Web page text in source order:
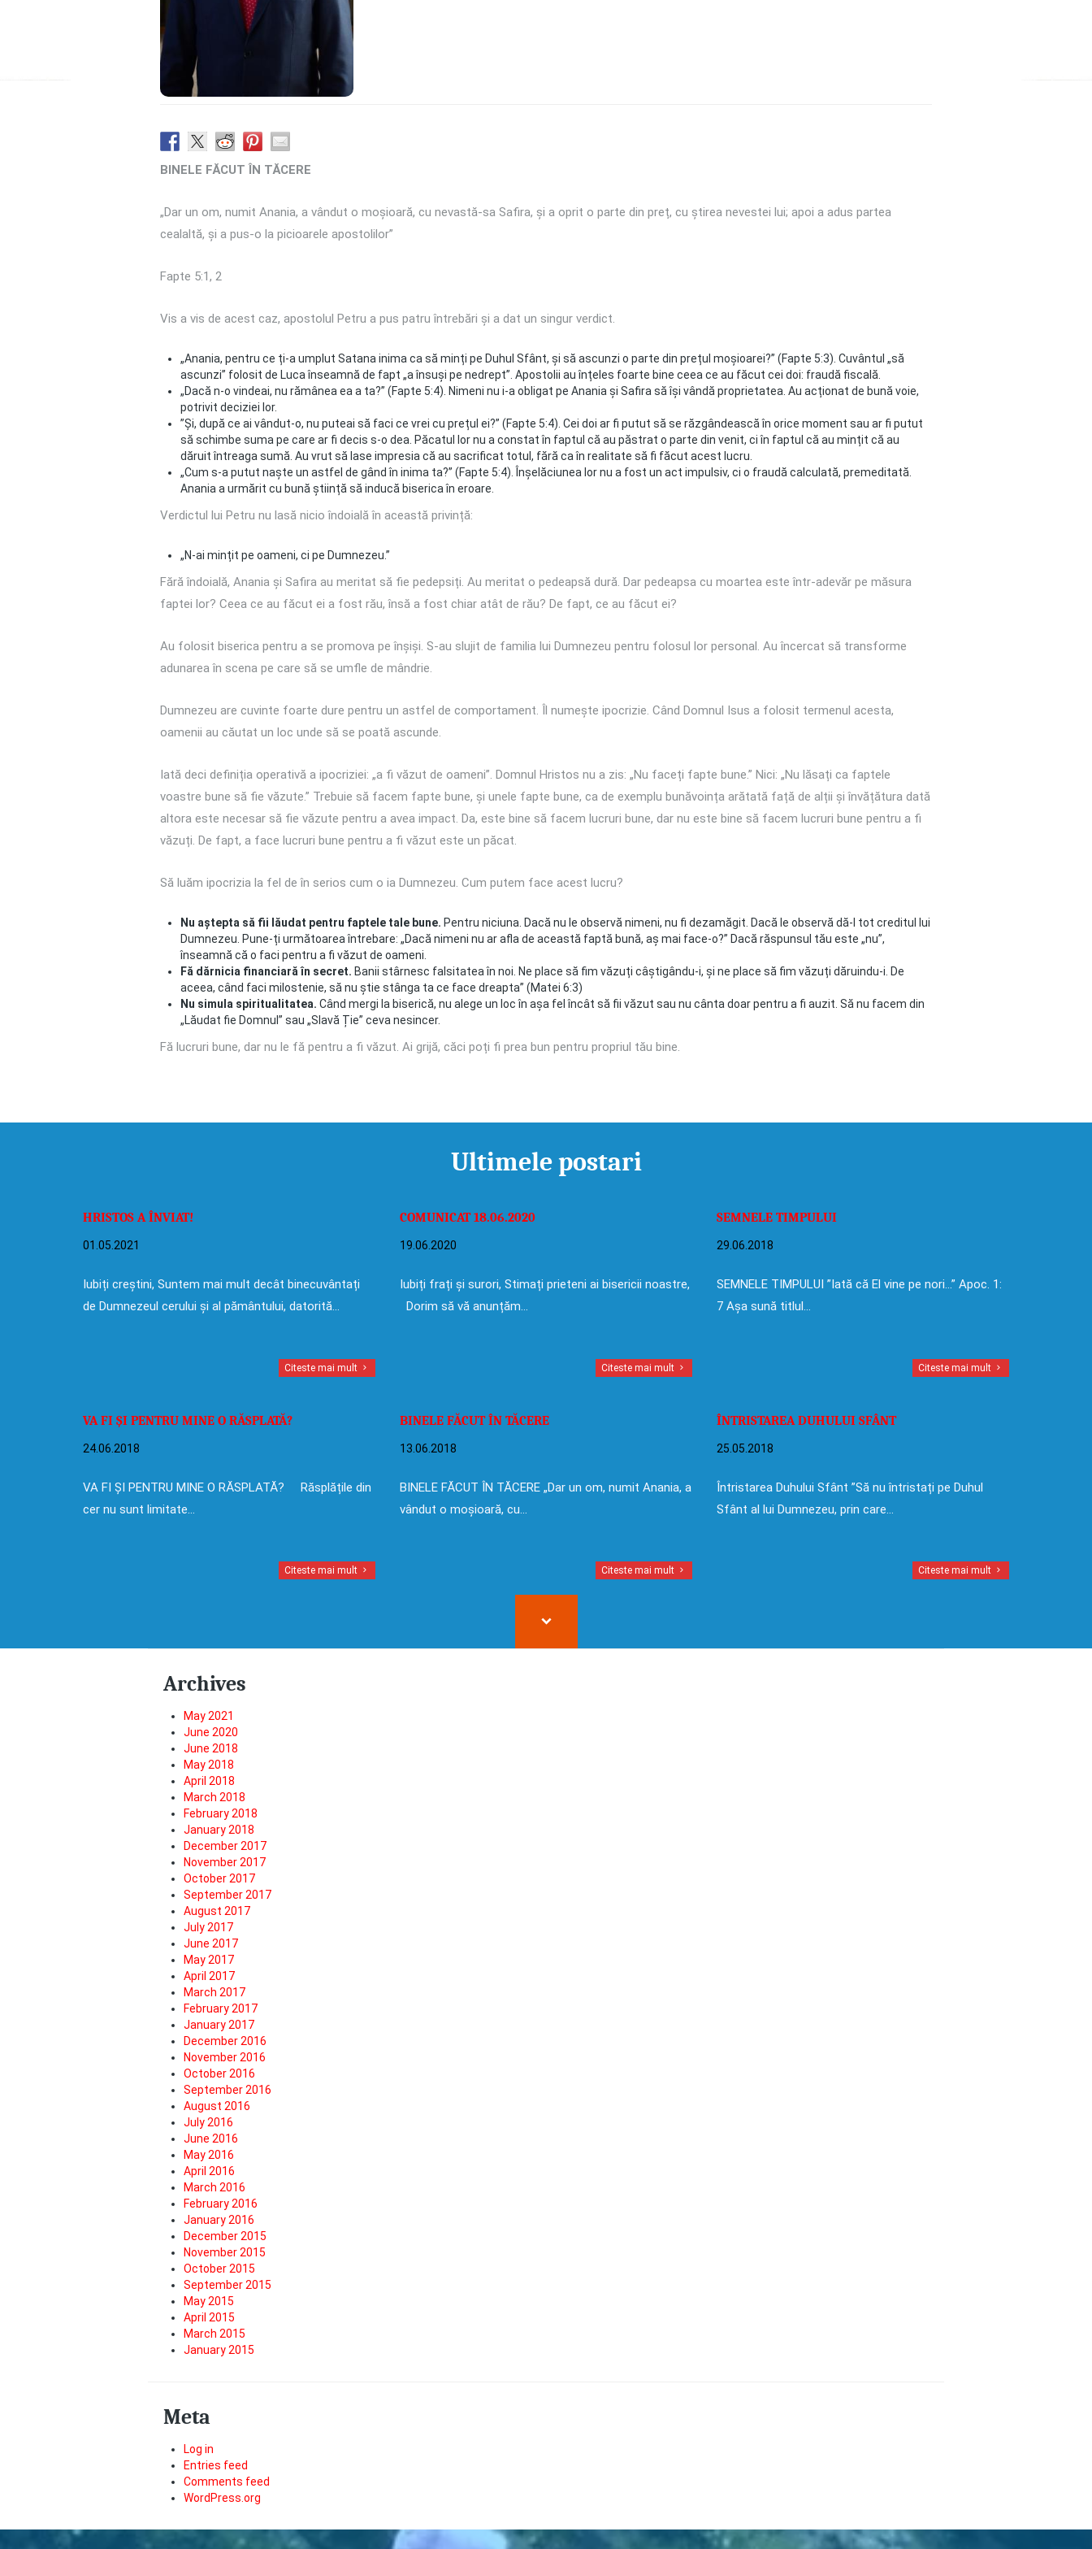
BINELE FĂCUT ÎN TĂCERE
„Dar un om, numit Anania, a vândut o moșioară, cu nevastă-sa Safira, și a oprit o parte din preț, cu știrea nevestei lui; apoi a adus partea
cealaltă, și a pus-o la picioarele apostolilor”
Fapte 5:1, 2
Vis a vis de acest caz, apostolul Petru a pus patru întrebări și a dat un singur verdict.
„Anania, pentru ce ți-a umplut Satana inima ca să minți pe Duhul Sfânt, și să ascunzi o parte din prețul moșioarei?” (Fapte 5:3). Cuvântul „să
ascunzi” folosit de Luca înseamnă de fapt „a însuși pe nedrept”. Apostolii au înțeles foarte bine ceea ce au făcut cei doi: fraudă fiscală.
„Dacă n-o vindeai, nu rămânea ea a ta?” (Fapte 5:4). Nimeni nu i-a obligat pe Anania și Safira să își vândă proprietatea. Au acționat de bună voie,
potrivit deciziei lor.
”Și, după ce ai vândut-o, nu puteai să faci ce vrei cu prețul ei?” (Fapte 5:4). Cei doi ar fi putut să se răzgândească în orice moment sau ar fi putut
să schimbe suma pe care ar fi decis s-o dea. Păcatul lor nu a constat în faptul că au păstrat o parte din venit, ci în faptul că au mințit că au
dăruit întreaga sumă. Au vrut să lase impresia că au sacrificat totul, fără ca în realitate să fi făcut acest lucru.
„Cum s-a putut naște un astfel de gând în inima ta?” (Fapte 5:4). Înșelăciunea lor nu a fost un act impulsiv, ci o fraudă calculată, premeditată.
Anania a urmărit cu bună știință să inducă biserica în eroare.
Verdictul lui Petru nu lasă nicio îndoială în această privință:
„N-ai mințit pe oameni, ci pe Dumnezeu.”
Fără îndoială, Anania și Safira au meritat să fie pedepsiți. Au meritat o pedeapsă dură. Dar pedeapsa cu moartea este într-adevăr pe măsura
faptei lor? Ceea ce au făcut ei a fost rău, însă a fost chiar atât de rău? De fapt, ce au făcut ei?
Au folosit biserica pentru a se promova pe înșiși. S-au slujit de familia lui Dumnezeu pentru folosul lor personal. Au încercat să transforme
adunarea în scena pe care să se umfle de mândrie.
Dumnezeu are cuvinte foarte dure pentru un astfel de comportament. Îl numește ipocrizie. Când Domnul Isus a folosit termenul acesta,
oamenii au căutat un loc unde să se poată ascunde.
Iată deci definiția operativă a ipocriziei: „a fi văzut de oameni”. Domnul Hristos nu a zis: „Nu faceți fapte bune.” Nici: „Nu lăsați ca faptele
voastre bune să fie văzute.” Trebuie să facem fapte bune, și unele fapte bune, ca de exemplu bunăvoința arătată față de alții și învățătura dată
altora este necesar să fie văzute pentru a avea impact. Da, este bine să facem lucruri bune, dar nu este bine să facem lucruri bune pentru a fi
văzuți. De fapt, a face lucruri bune pentru a fi văzut este un păcat.
Să luăm ipocrizia la fel de în serios cum o ia Dumnezeu. Cum putem face acest lucru?
Nu aștepta să fii lăudat pentru faptele tale bune. Pentru niciuna. Dacă nu le observă nimeni, nu fi dezamăgit. Dacă le observă dă-I tot creditul lui
Dumnezeu. Pune-ți următoarea întrebare: „Dacă nimeni nu ar afla de această faptă bună, aș mai face-o?” Dacă răspunsul tău este „nu”,
înseamnă că o faci pentru a fi văzut de oameni.
Fă dărnicia financiară în secret. Banii stârnesc falsitatea în noi. Ne place să fim văzuți câștigându-i, și ne place să fim văzuți dăruindu-i. De
aceea, când faci milostenie, să nu știe stânga ta ce face dreapta” (Matei 6:3)
Nu simula spiritualitatea. Când mergi la biserică, nu alege un loc în așa fel încât să fii văzut sau nu cânta doar pentru a fi auzit. Să nu facem din
„Lăudat fie Domnul” sau „Slavă Ție” ceva nesincer.
Fă lucruri bune, dar nu le fă pentru a fi văzut. Ai grijă, căci poți fi prea bun pentru propriul tău bine.
Ultimele postari
HRISTOS A ÎNVIAT!
01.05.2021
Iubiți creștini, Suntem mai mult decât binecuvântați
de Dumnezeul cerului și al pământului, datorită…
Citeste mai mult
COMUNICAT 18.06.2020
19.06.2020
Iubiți frați și surori, Stimați prieteni ai bisericii noastre,
Dorim să vă anunțăm…
Citeste mai mult
SEMNELE TIMPULUI
29.06.2018
SEMNELE TIMPULUI ”Iată că El vine pe nori…” Apoc. 1:
7 Așa sună titlul…
Citeste mai mult
VA FI ȘI PENTRU MINE O RĂSPLATĂ?
24.06.2018
VA FI ȘI PENTRU MINE O RĂSPLATĂ? Răsplățile din
cer nu sunt limitate…
Citeste mai mult
BINELE FĂCUT ÎN TĂCERE
13.06.2018
BINELE FĂCUT ÎN TĂCERE „Dar un om, numit Anania, a
vândut o moșioară, cu…
Citeste mai mult
ÎNTRISTAREA DUHULUI SFÂNT
25.05.2018
Întristarea Duhului Sfânt ”Să nu întristați pe Duhul
Sfânt al lui Dumnezeu, prin care…
Citeste mai mult
Archives
May 2021
June 2020
June 2018
May 2018
April 2018
March 2018
February 2018
January 2018
December 2017
November 2017
October 2017
September 2017
August 2017
July 2017
June 2017
May 2017
April 2017
March 2017
February 2017
January 2017
December 2016
November 2016
October 2016
September 2016
August 2016
July 2016
June 2016
May 2016
April 2016
March 2016
February 2016
January 2016
December 2015
November 2015
October 2015
September 2015
May 2015
April 2015
March 2015
January 2015
Meta
Log in
Entries feed
Comments feed
WordPress.org